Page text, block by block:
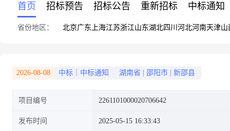
首页 招标预告 招标公告 重新招标 中标通知
省份地区： 北京广东 上海江苏浙江山东湖北四川 河北河南天津山
2026-08-08 中标｜中标通知 湖南省 邵阳市 新邵县
项目编号 2261101000020706642
发布时间 2025-05-15 16:33:43